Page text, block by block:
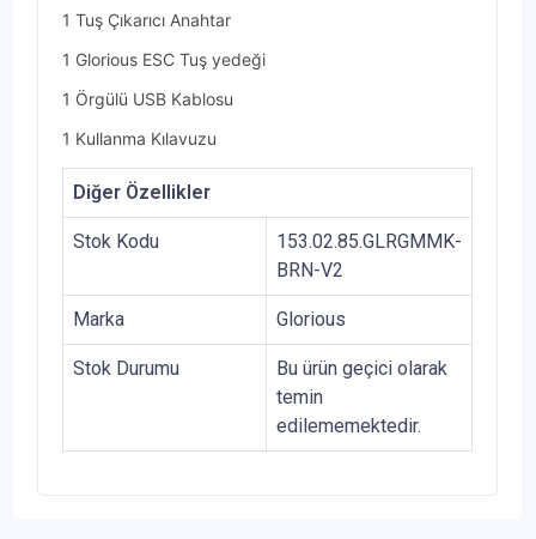
1 Tuş Çıkarıcı Anahtar
1 Glorious ESC Tuş yedeği
1 Örgülü USB Kablosu
1 Kullanma Kılavuzu
Diğer Özellikler
Stok Kodu
153.02.85.GLRGMMK-
BRN-V2
Marka Glorious
Stok Durumu
Bu ürün geçici olarak
temin
edilememektedir.